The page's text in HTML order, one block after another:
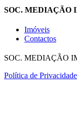
SOC. MEDIAÇÃO
Imóveis
Contactos
SOC. MEDIAÇÃO
Política de